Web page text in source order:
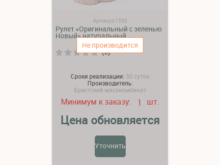
Не производится
Артикул:1592
Рулет «Оригинальный с зеленью
Новый» натуральный
(0)
Сроки реализации: 30 суток
Производитель:
Брестский мясокомбинат
Минимум к заказу: 1 шт.
Цена обновляется
Уточнить